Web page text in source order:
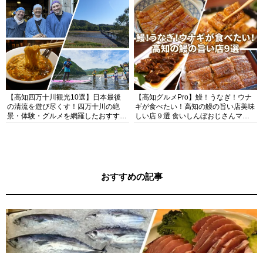
【高知四万十川観光10選】日本最後
の清流を遊び尽くす！四万十川の絶
景・体験・グルメを網羅したおすすめ
【高知グルメPro】鰻！うなぎ！ウナ
ギが食べたい！高知の鰻の旨い店美味
しい店９選 食いしんぼおじさんマッ
おすすめの記事